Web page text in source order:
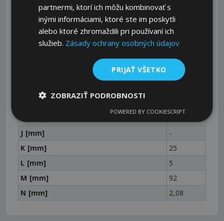
Qty of grooves
170
Nominal Ø D1 [mm]
175,5
Ø DA [mm]
1
1610
12 - 42
J [mm]
-
K [mm]
25
L [mm]
5
M [mm]
92
N [mm]
2,08
partnermi, ktorí ich môžu kombinovať s
inými informáciami, ktoré ste im poskytli
alebo ktoré zhromaždili pri používaní ich
služieb. Zásady ochrany osobných údajov
PRIJAŤ VŠETKO
ZOBRAZIŤ PODROBNOSTI
POWERED BY COOKIESCRIPT